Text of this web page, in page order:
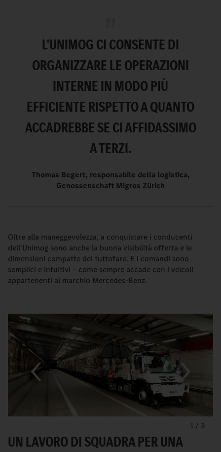
L'UNIMOG CI CONSENTE DI
ORGANIZZARE LE OPERAZIONI
INTERNE IN MODO PIÙ
EFFICIENTE RISPETTO A QUANTO
ACCADREBBE SE CI AFFIDASSIMO
A TERZI.
Thomas Begert, responsabile della logistica,
Genossenschaft Migros Zürich
Oltre alla maneggevolezza, a conquistare i conducenti
dell'Unimog sono anche la buona visibilità offerta e le
dimensioni compatte del tuttofare. E i comandi sono
semplici e intuitivi – come sempre accade con i veicoli
appartenenti al marchio Mercedes-Benz.
1 / 3
UN LAVORO DI SQUADRA PER UNA